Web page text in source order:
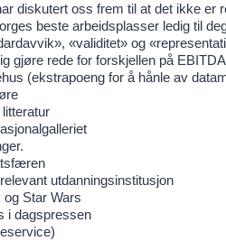
diskutert oss frem til at det ikke er
beste arbeidsplasser ledig til
«validitet» og
gjøre rede for forskjellen på
(ekstrapoeng for å hånle av
utdanningsinstitusjon
Star Wars
i dagspressen